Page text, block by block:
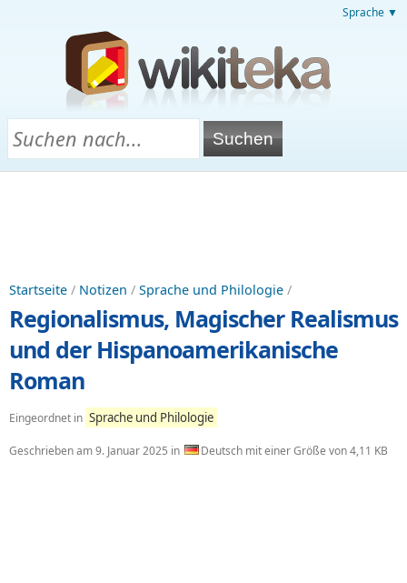
Sprache ▼
Startseite / Notizen / Sprache und Philologie /
Regionalismus, Magischer Realismus
und der Hispanoamerikanische
Roman
Eingeordnet in Sprache und Philologie
Geschrieben am9. Januar 2025 in Deutsch mit einer Größe von 4,11 KB